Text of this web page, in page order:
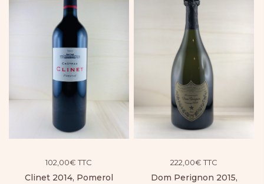
102,00€ TTC
Clinet 2014, Pomerol
222,00€ TTC
Dom Perignon 2015,